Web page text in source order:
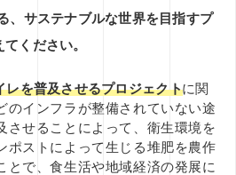
、サステナブルな世界を目指すプ
ください。
レを普及させるプロジェクトに関
のインフラが整備されていない途
させることによって、衛生環境を
ポストによって生じる堆肥を農作
とで、食生活や地域経済の発展に